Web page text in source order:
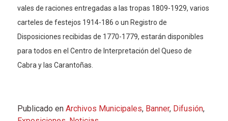
vales de raciones entregadas a las tropas 1809-1929, varios
carteles de festejos 1914-186 o un Registro de
Disposiciones recibidas de 1770-1779, estarán disponibles
para todos en el Centro de Interpretación del Queso de
Cabra y las Carantoñas.
Publicado en Archivos Municipales, Banner, Difusión,